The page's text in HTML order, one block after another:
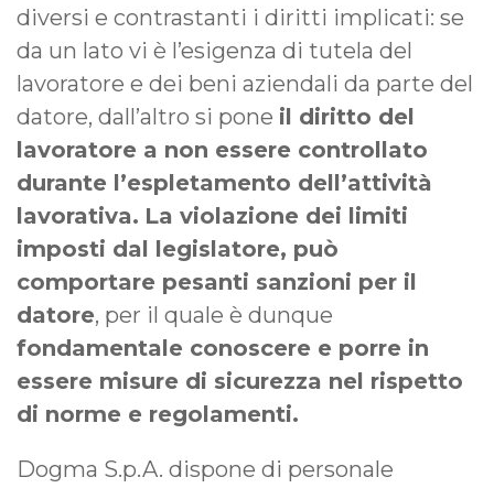
diversi e contrastanti i diritti implicati: se
da un lato vi è l’esigenza di tutela del
lavoratore e dei beni aziendali da parte del
datore, dall’altro si pone il diritto del
lavoratore a non essere controllato
durante l’espletamento dell’attività
lavorativa. La violazione dei limiti
imposti dal legislatore, può
comportare pesanti sanzioni per il
datore, per il quale è dunque
fondamentale conoscere e porre in
essere misure di sicurezza nel rispetto
di norme e regolamenti.
Dogma S.p.A. dispone di personale